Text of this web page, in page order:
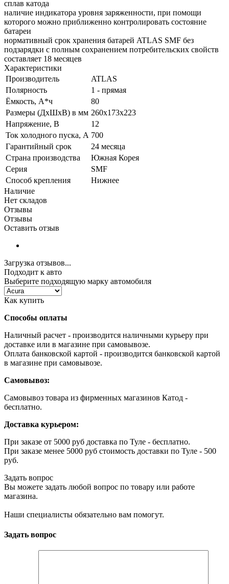
сплав катода
наличие индикатора уровня заряженности, при помощи
которого можно приближенно контролировать состояние
батареи
нормативный срок хранения батарей ATLAS SMF без
подзарядки с полным сохранением потребительских свойств
составляет 18 месяцев
Характеристики
Производитель
ATLAS
Полярность
1 - прямая
Ёмкость, А*ч
80
Размеры (ДхШхВ) в мм 260x173x223
Напряжение, В
12
Ток холодного пуска, А 700
Гарантийный срок
24 месяца
Страна производства
Южная Корея
Серия
SMF
Способ крепления
Нижнее
Наличие
Нет складов
Отзывы
Отзывы
Оставить отзыв
Загрузка отзывов...
Подходит к авто
Выберите подходящую марку автомобиля
Как купить
Способы оплаты
Наличный расчет - производится наличными курьеру при
доставке или в магазине при самовывозе.
Оплата банковской картой - производится банковской картой
в магазине при самовывозе.
Самовывоз:
Самовывоз товара из фирменных магазинов Катод -
бесплатно.
Доставка курьером:
При заказе от 5000 руб доставка по Туле - бесплатно.
При заказе менее 5000 руб стоимость доставки по Туле - 500
руб.
Задать вопрос
Вы можете задать любой вопрос по товару или работе
магазина.
Наши специалисты обязательно вам помогут.
Задать вопрос